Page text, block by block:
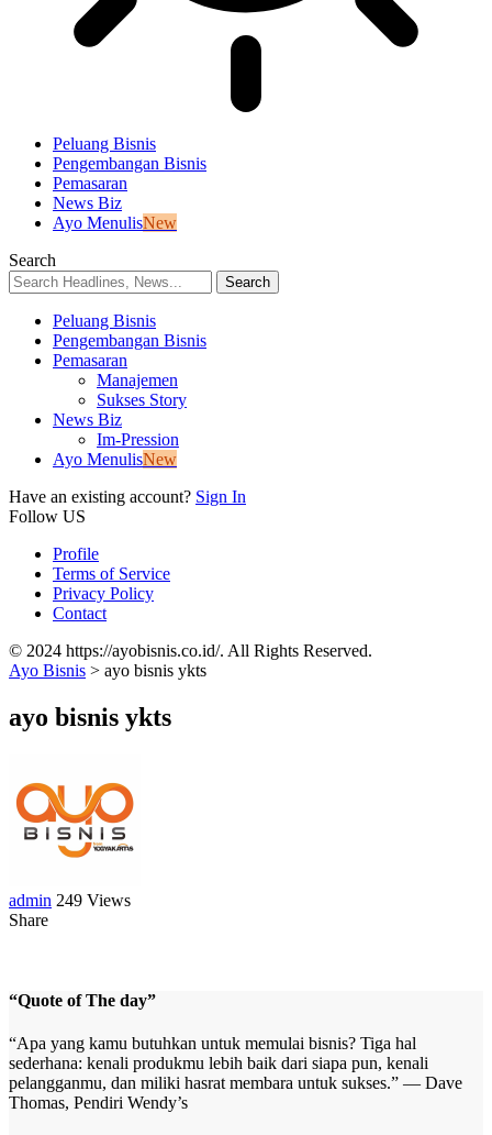
Peluang Bisnis
Pengembangan Bisnis
Pemasaran
News Biz
Ayo MenulisNew
Search
Peluang Bisnis
Pengembangan Bisnis
Pemasaran
Manajemen
Sukses Story
News Biz
Im-Pression
Ayo MenulisNew
Have an existing account? Sign In
Follow US
Profile
Terms of Service
Privacy Policy
Contact
© 2024 https://ayobisnis.co.id/. All Rights Reserved.
Ayo Bisnis > ayo bisnis ykts
ayo bisnis ykts
admin 249 Views
Share
“Quote of The day”
“Apa yang kamu butuhkan untuk memulai bisnis? Tiga hal
sederhana: kenali produkmu lebih baik dari siapa pun, kenali
pelangganmu, dan miliki hasrat membara untuk sukses.” — Dave
Thomas, Pendiri Wendy’s